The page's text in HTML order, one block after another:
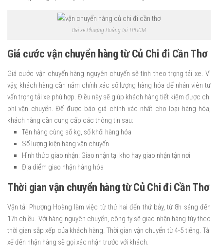
Bãi xe Phượng Hoàng tại TPHCM
Giá cước vận chuyển hàng từ Củ Chi đi Cần Thơ
Giá cước vận chuyển hàng nguyên chuyến sẽ tính theo trọng tải xe. Vì
vậy, khách hàng cần nắm chính xác số lượng hàng hóa để nhân viên tư
vấn trọng tải xe phù hợp. Điều này sẽ giúp khách hàng tiết kiệm được chi
phí vận chuyển. Để được báo giá chính xác nhất cho loại hàng hóa,
khách hàng cần cung cấp các thông tin sau:
Tên hàng cùng số kg, số khối hàng hóa
Số lượng kiện hàng vận chuyển
Hình thức giao nhận: Giao nhận tại kho hay giao nhận tận nơi
Địa điểm giao nhận hàng hóa
Thời gian vận chuyển hàng từ Củ Chi đi Cần Thơ
Vận tải Phượng Hoàng làm việc từ thứ hai đến thứ bảy, từ 8h sáng đến
17h chiều. Với hàng nguyên chuyến, công ty sẽ giao nhận hàng tùy theo
thời gian sắp xếp của khách hàng. Thời gian vận chuyển từ 4-5 tiếng. Tài
xế đến nhận hàng sẽ gọi xác nhận trước với khách.